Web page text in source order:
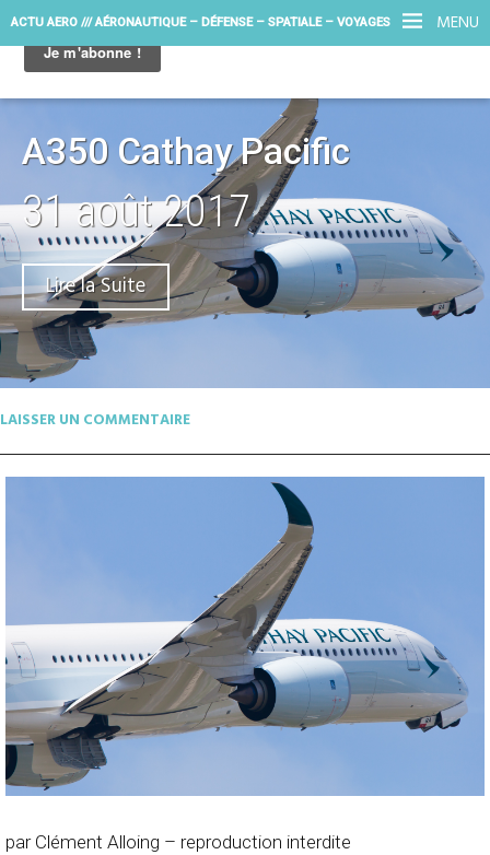
MENU
ACTU AERO /// AÉRONAUTIQUE – DÉFENSE – SPATIALE – VOYAGES
A350 Cathay Pacific
31 août 2017
Lire la Suite
LAISSER UN COMMENTAIRE
par Clément Alloing – reproduction interdite